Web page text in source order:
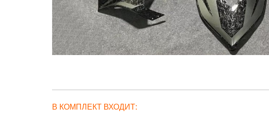
В КОМПЛЕКТ ВХОДИТ: